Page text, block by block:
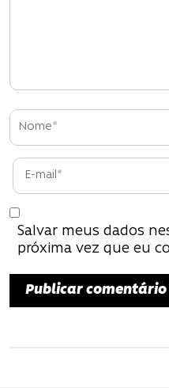
Salvar meus dados
próxima vez que eu